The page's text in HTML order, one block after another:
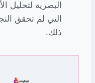
البصرية لتحليل
التي لم تحقق
ذلك.